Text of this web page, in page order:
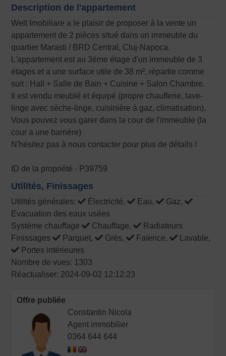
Description de l'appartement
Welt Imobiliare a le plaisir de proposer à la vente un
appartement de 2 pièces situé dans un immeuble du
quartier Marasti / BRD Central, Cluj-Napoca.
L'appartement est au 3ème étage d'un immeuble de 3
étages et a une surface utile de 38 m², répartie comme
suit : Hall + Salle de Bain + Cuisine + Salon Chambre.
Il est vendu meublé et équipé (propre chaufferie, lave-
linge avec sèche-linge, cuisinière à gaz, climatisation).
Vous pouvez vous garer dans la cour de l'immeuble (la
cour a une barrière)
N'hésitez pas à nous contacter pour plus de détails !
ID de la propriété - P39759
Utilités, Finissages
Utilités générales: Électricité, Eau,
Gaz,
Evacuation des eaux usées
Système chauffage
Chauffage,
Radiateurs
Finissages
Parquet, Grès, Faïence,
Lavable,
Portes intérieures
Nombre de vues: 1303
Réactualiser: 2024-09-02 12:12:23
Offre publiée
Constantin Nicola
Agent immobilier
0364 644 644